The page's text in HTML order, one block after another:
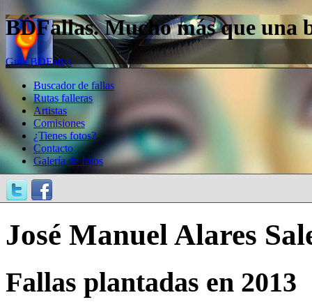
BDFallas. Mucho más que una
Guía BDFallas
Buscador de fallas
Rutas falleras
Artistas
Comisiones
¿Tienes fotos?
Contacto
Galería de fotos
José Manuel Alares
Fallas plantadas en 2013